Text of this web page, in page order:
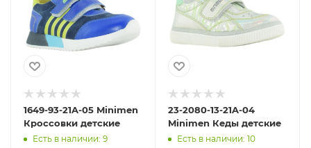
1649-93-21A-05 Minimen
Кроссовки детские
Есть в наличии: 9
23-2080-13-21A-04
Minimen Кеды детские
Есть в наличии: 10